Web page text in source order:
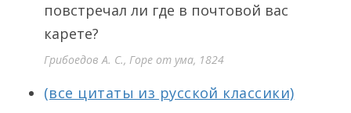
повстречал ли где в почтовой вас
карете?
Грибоедов А. С., Горе от ума, 1824
(все цитаты из русской классики)